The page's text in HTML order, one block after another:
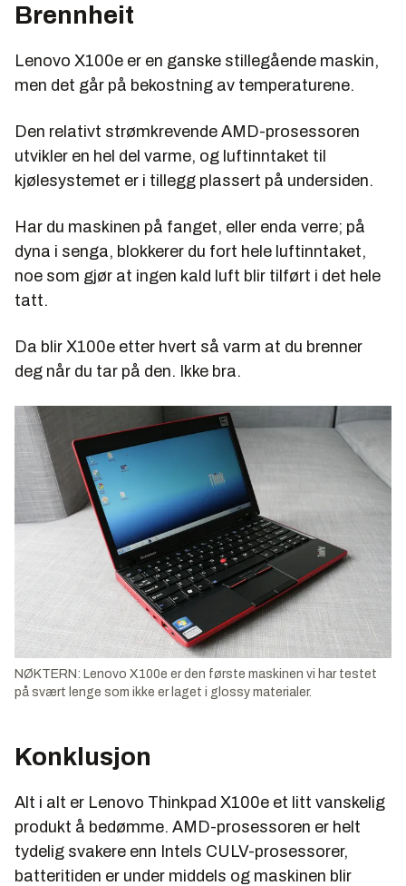
Brennheit
Lenovo X100e er en ganske stillegående maskin,
men det går på bekostning av temperaturene.
Den relativt strømkrevende AMD-prosessoren
utvikler en hel del varme, og luftinntaket til
kjølesystemet er i tillegg plassert på undersiden.
Har du maskinen på fanget, eller enda verre; på
dyna i senga, blokkerer du fort hele luftinntaket,
noe som gjør at ingen kald luft blir tilført i det hele
tatt.
Da blir X100e etter hvert så varm at du brenner
deg når du tar på den. Ikke bra.
NØKTERN: Lenovo X100e er den første maskinen vi har testet
på svært lenge som ikke er laget i glossy materialer.
Konklusjon
Alt i alt er Lenovo Thinkpad X100e et litt vanskelig
produkt å bedømme. AMD-prosessoren er helt
tydelig svakere enn Intels CULV-prosessorer,
batteritiden er under middels og maskinen blir